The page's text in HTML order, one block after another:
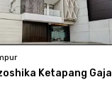
Ketapang